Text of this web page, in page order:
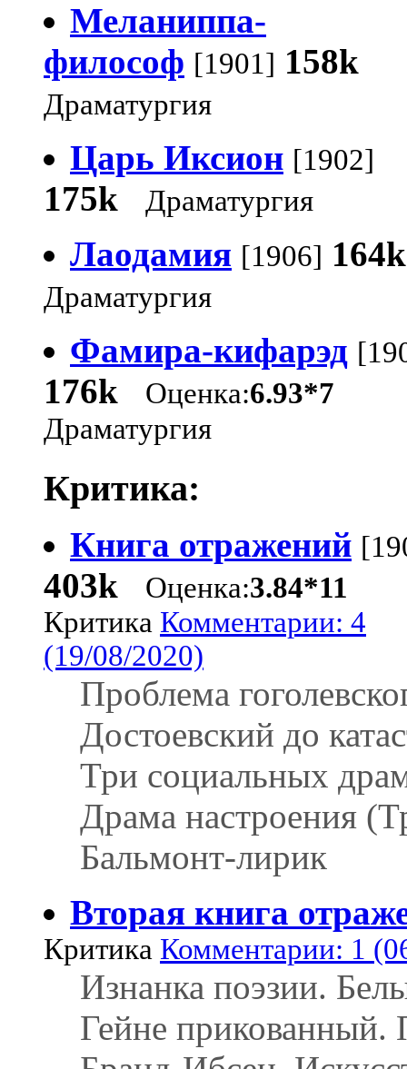
Меланиппа-
философ [1901] 158k
Драматургия
Царь Иксион [1902]
175k Драматургия
Лаодамия [1906] 164k
Драматургия
Фамира-кифарэд
176k Оценка:6.93*7
Драматургия
Критика:
Книга отражений
403k Оценка:3.84*11
Критика Комментарии: 4
(19/08/2020)
Проблема
Достоевский до
Три социальных
Драма настроения
Бальмонт-лирик
Вторая книга
Критика Комментарии: 1
Изнанка поэзии.
Гейне прикованный.